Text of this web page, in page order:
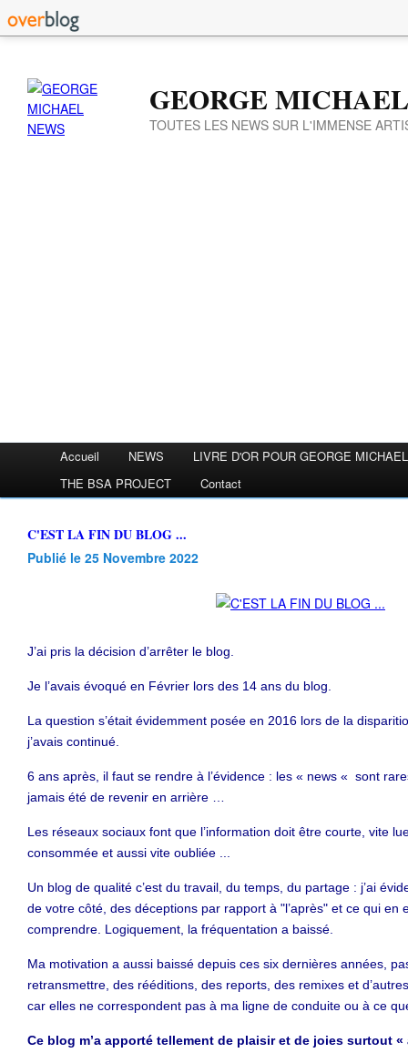
GEORGE
TOUTES LES NEWS SUR L'IMMENSE
Accueil NEWS
LIVRE D'OR POUR GEORGE MICHAEL
THE BSA PROJECT
Contact
C'EST LA FIN DU BLOG ...
Publié le 25 Novembre 2022
J’ai pris la décision d’arrêter le blog.
Je l’avais évoqué en Février lors des 14 ans du blog.
La question s’était évidemment posée en 2016 lors de la
j’avais continué.
6 ans après, il faut se rendre à l’évidence : les « news « sont
jamais été de revenir en arrière …
Les réseaux sociaux font que l’information doit être courte, vite
consommée et aussi vite oubliée ...
Un blog de qualité c’est du travail, du temps, du partage : j’ai
de votre côté, des déceptions par rapport à "l’après" et ce qui en
comprendre. Logiquement, la fréquentation a baissé.
Ma motivation a aussi baissé depuis ces six dernières années,
retransmettre, des rééditions, des reports, des remixes et
car elles ne correspondent pas à ma ligne de conduite ou à ce
Ce blog m’a apporté tellement de plaisir et de joies surtout